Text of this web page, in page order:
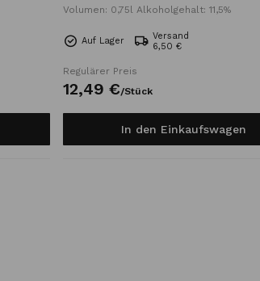
Volumen: 0,75l Alkoholgehalt: 11,5%
Auf Lager
Versand
6,50 €
Regulärer Preis
12,49 €/Stück
In den Einkaufswagen